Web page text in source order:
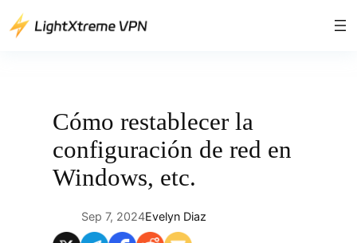
Saltar
Cómo restablecer la
configuración de red en
Windows, etc.
Sep 7, 2024Evelyn Diaz